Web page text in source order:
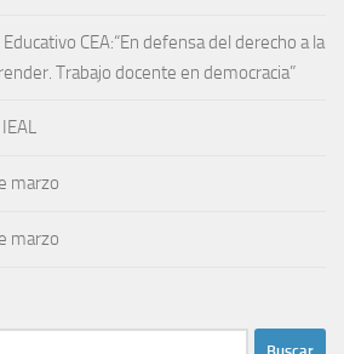
CEA:“En defensa del derecho a la
Trabajo docente en democracia”
marzo
marzo